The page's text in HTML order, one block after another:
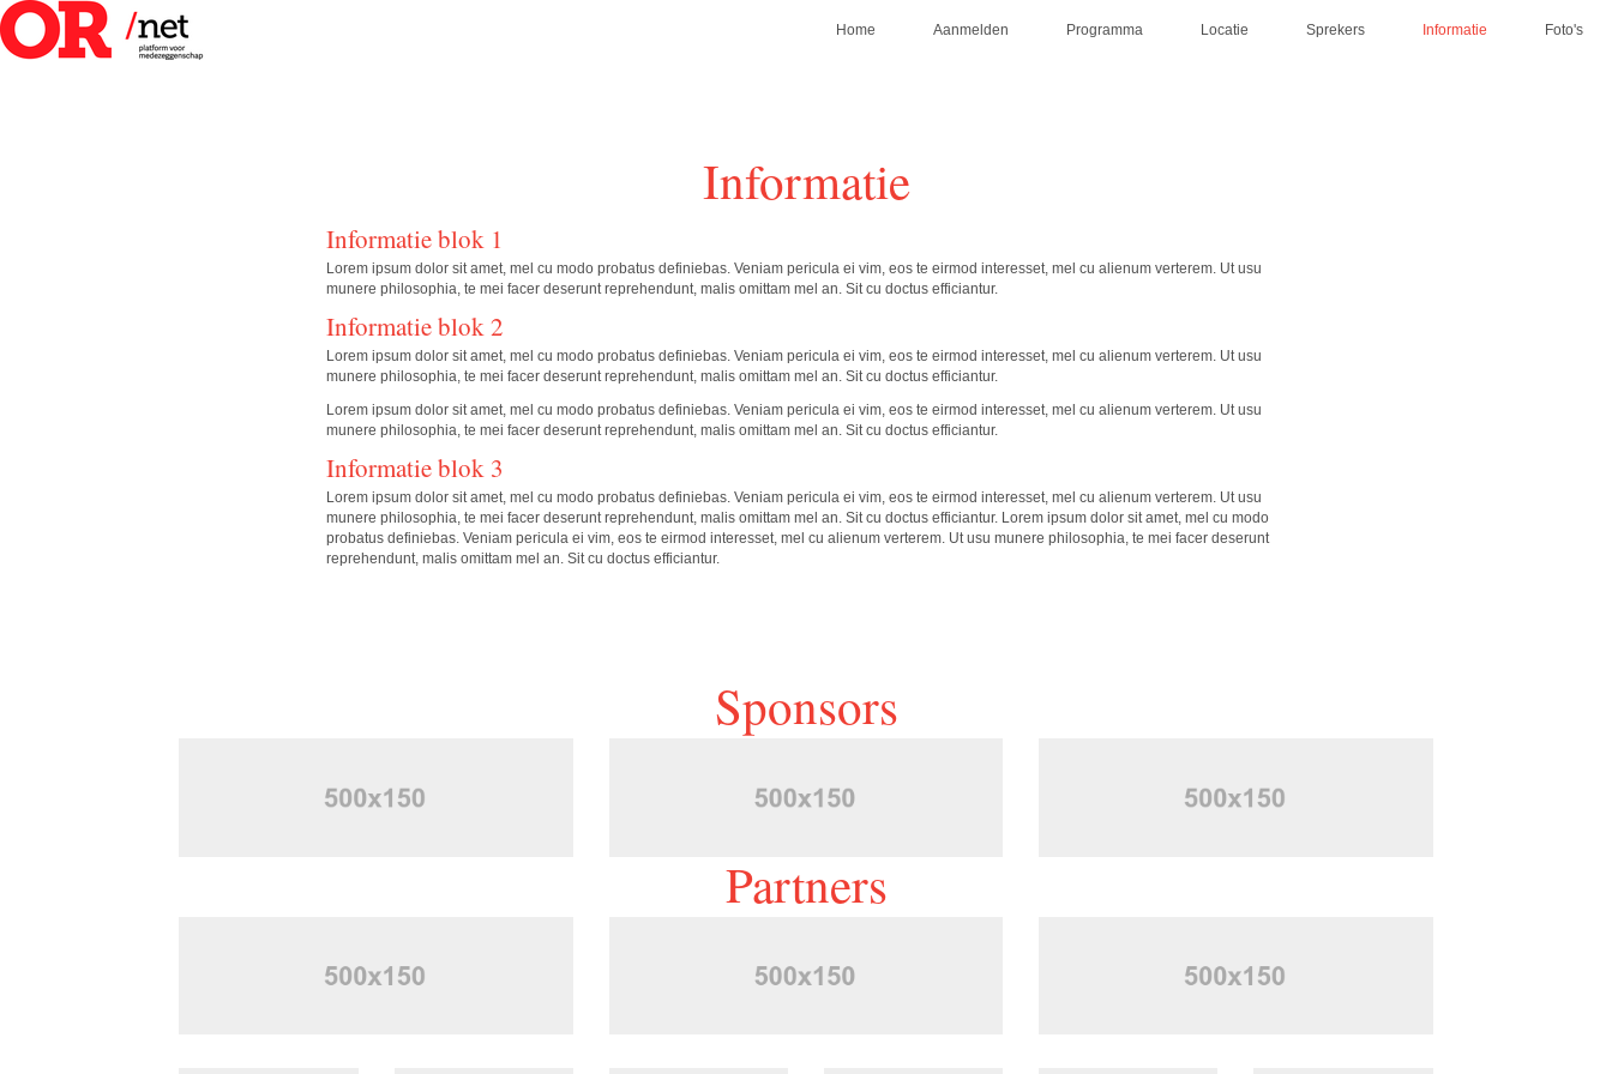
Home Aanmelden Programma Locatie Sprekers Informatie Foto's
Informatie
Informatie blok 1
Lorem ipsum dolor sit amet, mel cu modo probatus definiebas. Veniam pericula ei vim, eos te eirmod interesset, mel cu alienum verterem. Ut usu
munere philosophia, te mei facer deserunt reprehendunt, malis omittam mel an. Sit cu doctus efficiantur.
Informatie blok 2
Lorem ipsum dolor sit amet, mel cu modo probatus definiebas. Veniam pericula ei vim, eos te eirmod interesset, mel cu alienum verterem. Ut usu
munere philosophia, te mei facer deserunt reprehendunt, malis omittam mel an. Sit cu doctus efficiantur.
Lorem ipsum dolor sit amet, mel cu modo probatus definiebas. Veniam pericula ei vim, eos te eirmod interesset, mel cu alienum verterem. Ut usu
munere philosophia, te mei facer deserunt reprehendunt, malis omittam mel an. Sit cu doctus efficiantur.
Informatie blok 3
Lorem ipsum dolor sit amet, mel cu modo probatus definiebas. Veniam pericula ei vim, eos te eirmod interesset, mel cu alienum verterem. Ut usu
munere philosophia, te mei facer deserunt reprehendunt, malis omittam mel an. Sit cu doctus efficiantur. Lorem ipsum dolor sit amet, mel cu modo
probatus definiebas. Veniam pericula ei vim, eos te eirmod interesset, mel cu alienum verterem. Ut usu munere philosophia, te mei facer deserunt
reprehendunt, malis omittam mel an. Sit cu doctus efficiantur.
Sponsors
Partners